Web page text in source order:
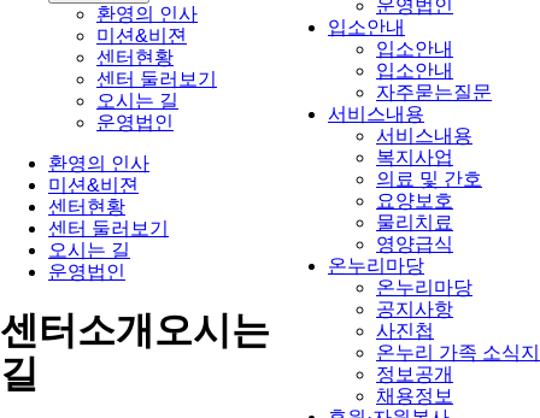
운영법인
입소안내
입소안내
입소안내
자주묻는질문
서비스내용
서비스내용
복지사업
의료 및 간호
요양보호
물리치료
영양급식
온누리마당
온누리마당
공지사항
사진첩
온누리 가족 소식지
정보공개
채용정보
환영의 인사
미션&비젼
센터현황
센터 둘러보기
오시는 길
운영법인
환영의 인사
미션&비젼
센터현황
센터 둘러보기
오시는 길
운영법인
센터소개오시는
길